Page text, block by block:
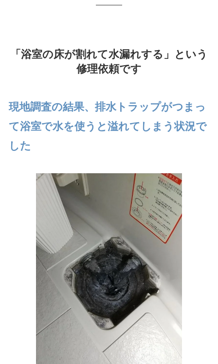
「浴室の床が割れて水漏れする」という
修理依頼です
現地調査の結果、排水トラップがつまっ
て浴室で水を使うと溢れてしまう状況で
した